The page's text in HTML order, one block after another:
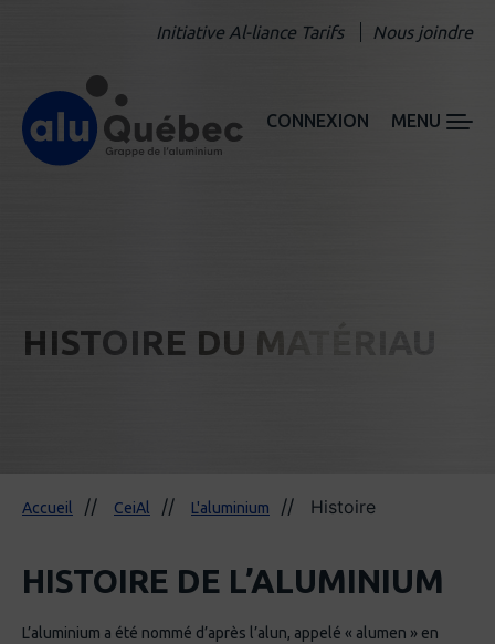
Initiative Al-liance Tarifs Nous joindre
CONNEXION MENU
HISTOIRE DU MATÉRIAU
Accueil CeiAl L'aluminium Histoire
HISTOIRE DE L’ALUMINIUM
L’aluminium a été nommé d’après l’alun, appelé « alumen » en